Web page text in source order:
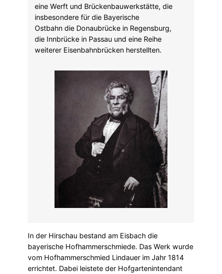
eine Werft und Brückenbauwerkstätte, die
insbesondere für die Bayerische
Ostbahn die Donaubrücke in Regensburg,
die Innbrücke in Passau und eine Reihe
weiterer Eisenbahnbrücken herstellten.
In der Hirschau bestand am Eisbach die
bayerische Hofhammerschmiede. Das Werk wurde
vom Hofhammerschmied Lindauer im Jahr 1814
errichtet. Dabei leistete der Hofgartenintendant